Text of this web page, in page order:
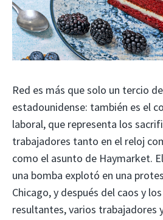
Red es más que solo un tercio
estadounidense: también es el
laboral, que representa los
trabajadores tanto en el reloj
como el asunto de Haymarket.
una bomba explotó en una
Chicago, y después del caos y
resultantes, varios trabajadores